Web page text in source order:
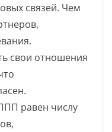
связей. Чем
свои отношения
равен числу